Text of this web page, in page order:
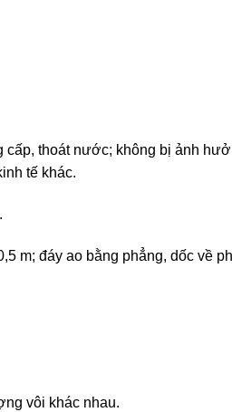
thoát nước; không bị ảnh
tế khác.
m; đáy ao bằng phẳng, dốc về
vôi khác nhau.